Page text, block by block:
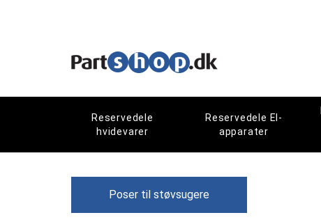
Reservedele
hvidevarer
Reservedele El-
apparater
Poser til støvsugere